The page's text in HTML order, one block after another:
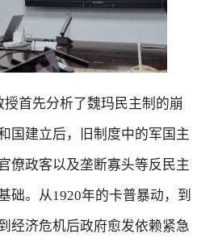
首先分析了魏玛民主制的崩
国建立后，旧制度中的军国主
僚政客以及垄断寡头等反民主
础。从1920年的卡普暴动，到
经济危机后政府愈发依赖紧急